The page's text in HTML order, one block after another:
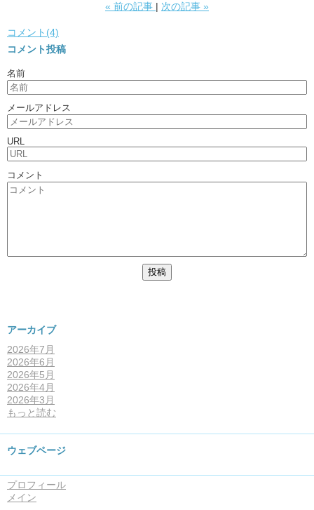
« 前の記事 次の記事 »
コメント(4)
コメント投稿
名前
メールアドレス
URL
コメント
アーカイブ
2026年7月
2026年6月
2026年5月
2026年4月
2026年3月
もっと読む
ウェブページ
プロフィール
メイン